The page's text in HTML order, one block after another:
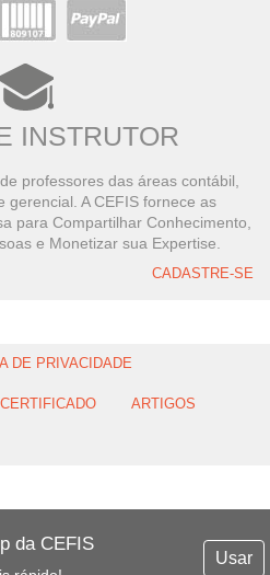
da CEFIS
Usar
INSTRUTOR
professores das áreas contábil,
gerencial. A CEFIS fornece as
para Compartilhar Conhecimento,
e Monetizar sua Expertise.
CADASTRE-SE
DE PRIVACIDADE
ARTIGOS